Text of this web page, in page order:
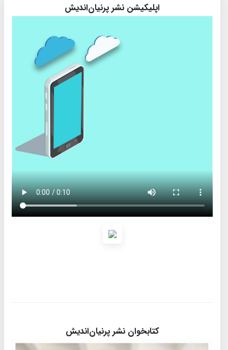
اپلیکیشن نشر پرنیان‌اندیش
کتابخوان نشر پرنیان‌اندیش